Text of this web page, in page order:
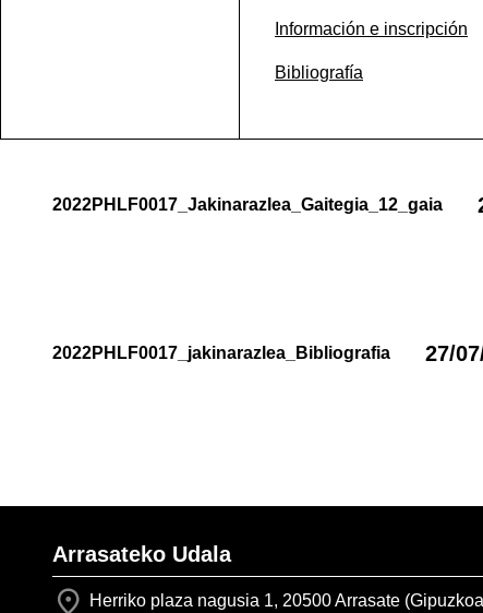
Información e inscripción
Bibliografía
2022PHLF0017_Jakinarazlea_Gaitegia_12_gaia
2022PHLF0017_jakinarazlea_Bibliografia 27/
Arrasateko Udala
Herriko plaza nagusia 1, 20500 Arrasate